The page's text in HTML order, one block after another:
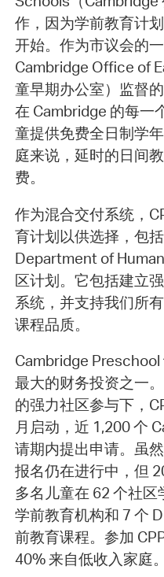
作，因为学前教育计
开始。作为市议会的
Cambridge Office of
童早期办公室）监督
在 Cambridge 的每一
童提供免费全日制学
庭来说，延时的日间
费。
作为混合交付系统，
育计划以供选择，包
Department of
区计划。它包括建立
系统，并支持我们所
课程品质。
Cambridge Preschool
最大的财务投资之一
的强力社区参与下，
月启动，近 1,200 个
请期内提出申请。虽
报名仍在进行中，但
多名儿童在 62 个社区
学前教育机构和 7 个
前教育课程。参加
40% 来自低收入家庭。